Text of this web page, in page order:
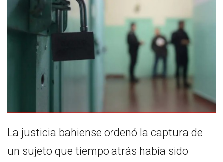
La justicia bahiense ordenó la captura de
un sujeto que tiempo atrás había sido